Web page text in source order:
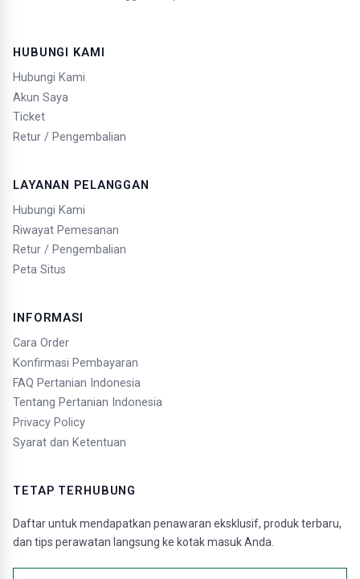
HUBUNGI KAMI
Hubungi Kami
Akun Saya
Ticket
Retur / Pengembalian
LAYANAN PELANGGAN
Hubungi Kami
Riwayat Pemesanan
Retur / Pengembalian
Peta Situs
INFORMASI
Cara Order
Konfirmasi Pembayaran
FAQ Pertanian Indonesia
Tentang Pertanian Indonesia
Privacy Policy
Syarat dan Ketentuan
TETAP TERHUBUNG
Daftar untuk mendapatkan penawaran eksklusif, produk terbaru,
dan tips perawatan langsung ke kotak masuk Anda.